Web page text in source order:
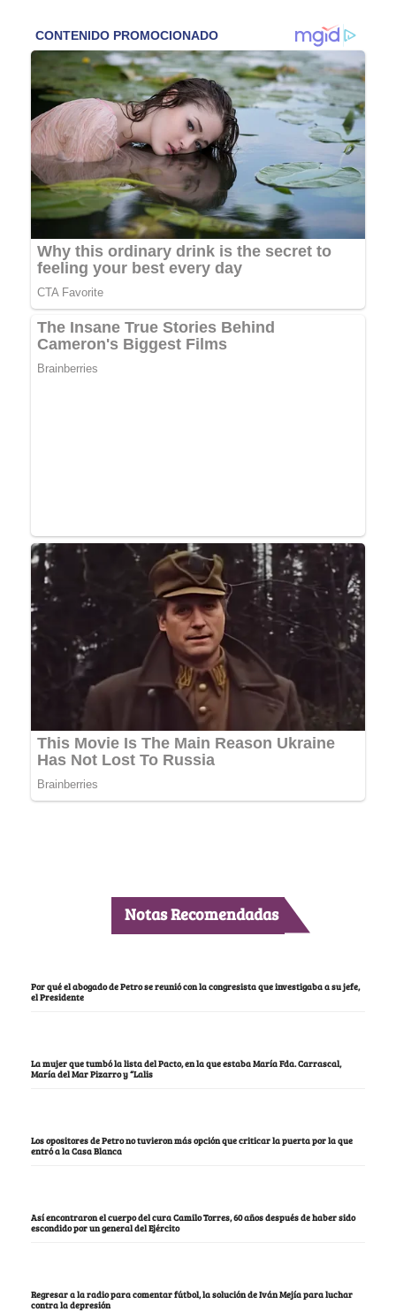
Notas Recomendadas
Por qué el abogado de Petro se reunió con la congresista que investigaba a su jefe,
el Presidente
La mujer que tumbó la lista del Pacto, en la que estaba María Fda. Carrascal,
María del Mar Pizarro y “Lalis
Los opositores de Petro no tuvieron más opción que criticar la puerta por la que
entró a la Casa Blanca
Así encontraron el cuerpo del cura Camilo Torres, 60 años después de haber sido
escondido por un general del Ejército
Regresar a la radio para comentar fútbol, la solución de Iván Mejía para luchar
contra la depresión